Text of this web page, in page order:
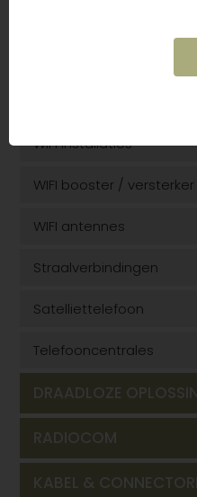
Draadloos “fiber optic
WIFI installaties
WIFI booster / versterker
WIFI antennes
Straalverbindingen
Satelliettelefoon
Telefooncentrales
DRAADLOZE
RADIOCOM
KABEL &